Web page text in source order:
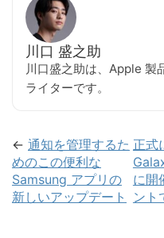
川口 盛之助
川口盛之助は、Apple 製
ライターです。
← 通知を管理するた
めのこの便利な
Samsung アプリの
新しいアップデート
正式
に開
ント